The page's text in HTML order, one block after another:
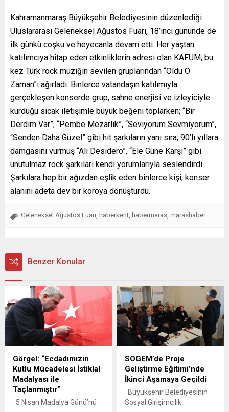
Kahramanmaraş Büyükşehir Belediyesinin düzenlediği
Uluslararası Geleneksel Ağustos Fuarı, 18’inci gününde de
ilk günkü coşku ve heyecanla devam etti. Her yaştan
katılımcıya hitap eden etkinliklerin adresi olan KAFUM, bu
kez Türk rock müziğin sevilen gruplarından “Oldu O
Zaman”ı ağırladı. Binlerce vatandaşın katılımıyla
gerçekleşen konserde grup, sahne enerjisi ve izleyiciyle
kurduğu sıcak iletişimle büyük beğeni toplarken; “Bir
Derdim Var”, “Pembe Mezarlık”, “Seviyorum Sevmiyorum”,
“Senden Daha Güzel” gibi hit şarkıların yanı sıra; 90’lı yıllara
damgasını vurmuş “Ali Desidero”, “Ele Güne Karşı” gibi
unutulmaz rock şarkıları kendi yorumlarıyla seslendirdi.
Şarkılara hep bir ağızdan eşlik eden binlerce kişi, konser
alanını adeta dev bir koroya dönüştürdü.
Geleneksel Ağustos Fuarı haberkent habermaras marashaber
Benzer Konular
Görgel: “Ecdadımızın
Kutlu Mücadelesi İstiklal
Madalyası ile
Taçlanmıştır”
5 Nisan Madalya Günü’nü
SOGEM’de Proje
Geliştirme Eğitimi’nde
İkinci Aşamaya Geçildi
Büyükşehir Belediyesinin
Sosyal Girişimcilik